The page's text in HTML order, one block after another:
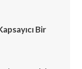
Bir